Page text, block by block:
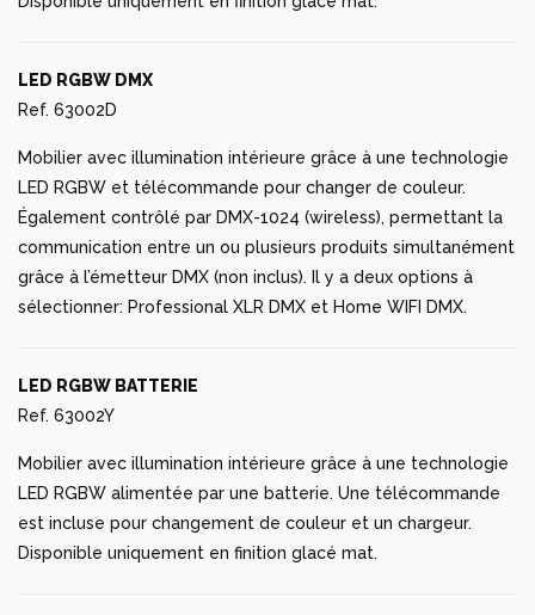
LED RGBW DMX
Ref. 63002D
Mobilier avec illumination intérieure grâce à une technologie
LED RGBW et télécommande pour changer de couleur.
Également contrôlé par DMX-1024 (wireless), permettant la
communication entre un ou plusieurs produits simultanément
grâce à l’émetteur DMX (non inclus). Il y a deux options à
sélectionner: Professional XLR DMX et Home WIFI DMX.
LED RGBW BATTERIE
Ref. 63002Y
Mobilier avec illumination intérieure grâce à une technologie
LED RGBW alimentée par une batterie. Une télécommande
est incluse pour changement de couleur et un chargeur.
Disponible uniquement en finition glacé mat.